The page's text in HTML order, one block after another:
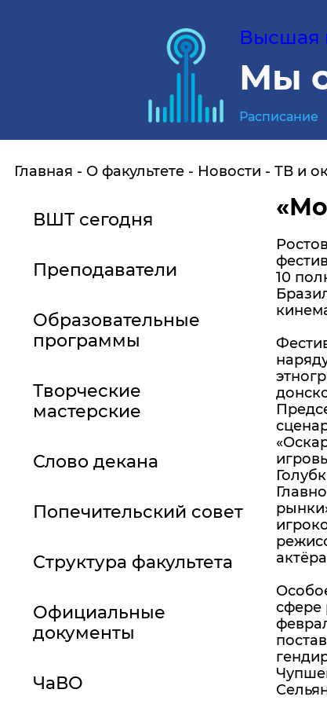
Высшая
Мы
Расписание
Главная О факультете Новости ТВ и
ВШТ сегодня
Преподаватели
Образовательные
программы
Творческие
мастерские
Слово декана
Попечительский совет
Структура факультета
Официальные
документы
ЧаВО
10
сфере